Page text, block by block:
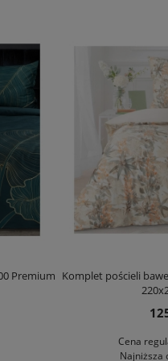
Premium Komplet pościeli
Cena
Najniższa